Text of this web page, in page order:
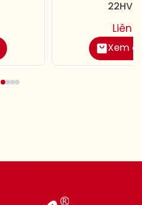
22HV-
Xem
Liên